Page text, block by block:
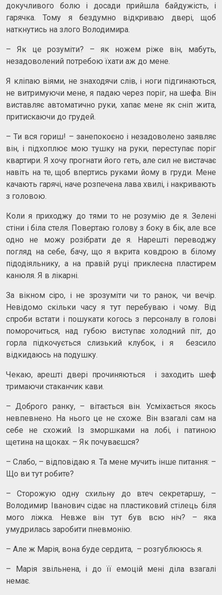
докучливого болю і досади прийшла байдужість, і
гарячка. Тому я бездумно відкриваю двері, щоб
наткнутись на злого Володимира.
– Як це розуміти? – як ножем ріже він, мабуть,
незадоволений потребою їхати аж до мене.
Я кліпаю віями, не знаходячи слів, і ноги підгинаються,
не витримуючи мене, я падаю через поріг, на шефа. Він
виставляє автоматично руки, хапає мене як сніп жита,
притискаючи до грудей.
– Ти вся гориш! – занепокоєно і незадоволено заявляє
він, і підхоплює мою тушку на руки, переступає поріг
квартири. Я хочу прогнати його геть, але сил не вистачає
навіть на те, щоб впертись руками йому в груди. Мене
качають гарячі, наче розпечена лава хвилі, і накривають
з головою.
Коли я приходжу до тями то не розумію де я. Зелені
стіни і біла стеля. Повертаю голову з боку в бік, але все
одно не можу розібрати де я. Нарешті переводжу
погляд на себе, бачу, що я вкрита ковдрою в білому
підодіяльнику, а на правій руці приклеєна пластирем
канюля. Я в лікарні.
За вікном сіро, і не зрозуміти чи то ранок, чи вечір.
Невідомо скільки часу я тут перебуваю і чому. Від
спроби встати і пошукати когось з персоналу в голові
поморочиться, над губою виступає холодний піт, до
горла підкочується слизький клубок, і я безсило
відкидаюсь на подушку.
Чекаю, арешті двері прочиняються і заходить шеф
тримаючи стаканчик кави.
– Доброго ранку, – вітається він. Усміхається якось
невпевнено. На нього це не схоже. Він взагалі сам на
себе не схожий. Із зморшками на лобі, і патиною
щетина на щоках. – Як почуваєшся?
– Слабо, – відповідаю я. Та мене мучить інше питання: –
Що ви тут робите?
– Сторожую одну схильну до втеч секретаршу, –
Володимир Іванович сідає на пластиковий стілець біля
мого ліжка. Невже він тут був всю ніч? – яка
умудрилась заробити пневмонію.
– Але ж Марія, вона буде сердита, – розгублююсь я.
– Марія звільнена, і до її емоцій мені діла взагалі
немає.